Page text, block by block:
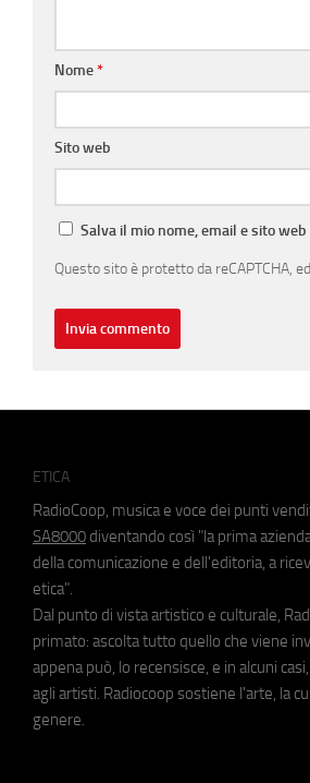
Nome*
Sito web
Salva il mio nome, email e sito
Questo sito è protetto da reCAPTCHA,
ETICA
RadioCoop, musica e voce dei punti
SA8000 diventando così "la prima
della comunicazione e dell'editoria, a
etica".
Dal punto di vista artistico e culturale,
primato: ascolta tutto quello che viene
appena può, lo recensisce, e in alcuni
agli artisti. Radiocoop sostiene l'arte, la
genere.